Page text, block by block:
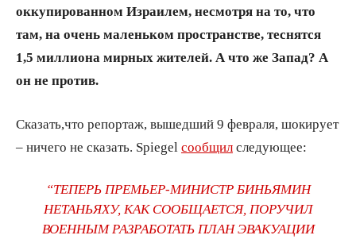
оккупированном Израилем, несмотря на то, что
там, на очень маленьком пространстве, теснятся
1,5 миллиона мирных жителей. А что же Запад? А
он не против.
Сказать,что репортаж, вышедший 9 февраля, шокирует
– ничего не сказать. Spiegel сообщил следующее:
“ТЕПЕРЬ ПРЕМЬЕР-МИНИСТР БИНЬЯМИН
НЕТАНЬЯХУ, КАК СООБЩАЕТСЯ, ПОРУЧИЛ
ВОЕННЫМ РАЗРАБОТАТЬ ПЛАН ЭВАКУАЦИИ